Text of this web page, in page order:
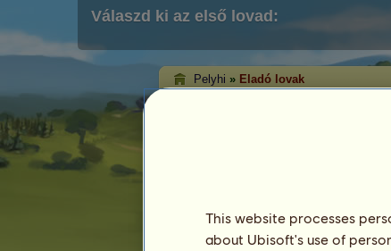
Válaszd ki az első lovad:
Pelyhi » Eladó lovak
Ló
This website processes
about Ubisoft's use of